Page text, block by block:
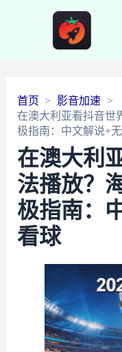
首页
影音加速
在澳大利亚看抖音世
极指南：中文解说+
在澳大利
法播放？
极指南：
看球